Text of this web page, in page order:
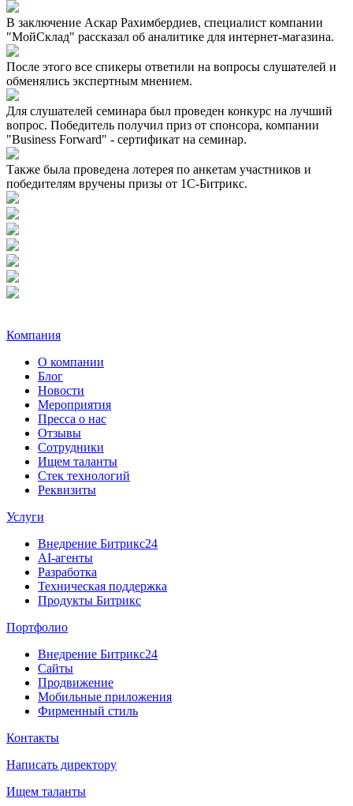
В заключение Аскар Рахимбердиев, специалист компании
"МойСклад" рассказал об аналитике для интернет-магазина.
После этого все спикеры ответили на вопросы слушателей и
обменялись экспертным мнением.
Для слушателей семинара был проведен конкурс на лучший
вопрос. Победитель получил приз от спонсора, компании
"Business Forward" - сертификат на семинар.
Также была проведена лотерея по анкетам участников и
победителям вручены призы от 1С-Битрикс.
Компания
О компании
Блог
Новости
Мероприятия
Пресса о нас
Отзывы
Сотрудники
Ищем таланты
Стек технологий
Реквизиты
Услуги
Внедрение Битрикс24
AI-агенты
Разработка
Техническая поддержка
Продукты Битрикс
Портфолио
Внедрение Битрикс24
Сайты
Продвижение
Мобильные приложения
Фирменный стиль
Контакты
Написать директору
Ищем таланты